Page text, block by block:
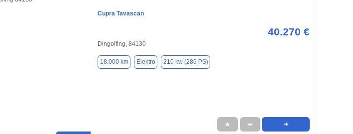
Cupra Tavascan
40.270 €
Dingolfing, 84130
18.000 km Elektro 210 kw (286 PS)
★ ➦ ➜